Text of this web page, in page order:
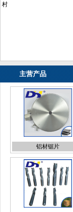
村
主营产品
铝材锯片
钨钢铣刀